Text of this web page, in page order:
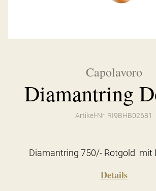
Capolavoro
Diamantring
Artikel-Nr. RI9BHB02681
Diamantring 750/- Rotgold mit
Details